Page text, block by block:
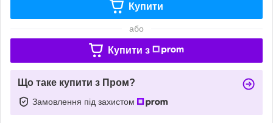
Купити
або
Купити з
Що таке купити з Пром?
Замовлення під захистом